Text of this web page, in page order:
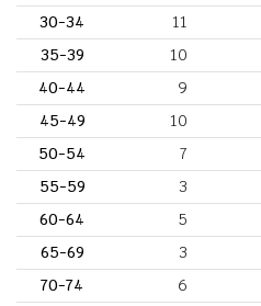
30-34
11
35-39
10
40-44
9
45-49
10
50-54
7
55-59
3
60-64
5
65-69
3
70-74
6